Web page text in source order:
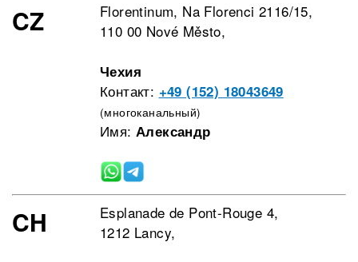
CZ
Florentinum, Na Florenci 2116/15,
110 00 Nové Město,
Чехия
Контакт: +49 (152) 18043649
(многоканальный)
Имя: Александр
CH
Esplanade de Pont-Rouge 4,
1212 Lancy,